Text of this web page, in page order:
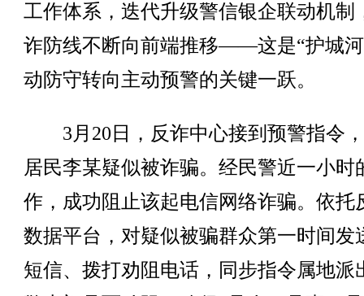
工作体系，迭代升级警信银企联动机制
诈防线不断向前端推移——这是“护城
动防守转向主动预警的关键一跃。
3月20日，反诈中心接到预警指令
居民李某疑似被诈骗。经民警近一小时
作，成功阻止该起电信网络诈骗。依托
数据平台，对疑似被骗群众第一时间发
短信、拨打劝阻电话，同步指令属地派